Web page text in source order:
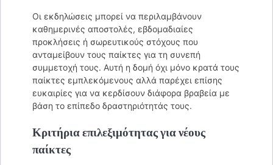
Οι εκδηλώσεις μπορεί να περιλαμβάνουν
καθημερινές αποστολές, εβδομαδιαίες
προκλήσεις ή σωρευτικούς στόχους που
ανταμείβουν τους παίκτες για τη συνεπή
συμμετοχή τους. Αυτή η δομή όχι μόνο κρατά τους
παίκτες εμπλεκόμενους αλλά παρέχει επίσης
ευκαιρίες για να κερδίσουν διάφορα βραβεία με
βάση το επίπεδο δραστηριότητάς τους.
Κριτήρια επιλεξιμότητας για νέους
παίκτες